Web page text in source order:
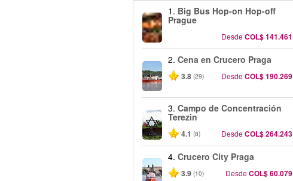
1. Big Bus Hop-on Hop-off
Prague
DesdeCOL$ 141.461
2. Cena en Crucero Praga
3.8 (29) DesdeCOL$ 190.269
3. Campo de Concentración
Terezin
4.1 (8) DesdeCOL$ 264.243
4. Crucero City Praga
3.9 (10) DesdeCOL$ 60.079